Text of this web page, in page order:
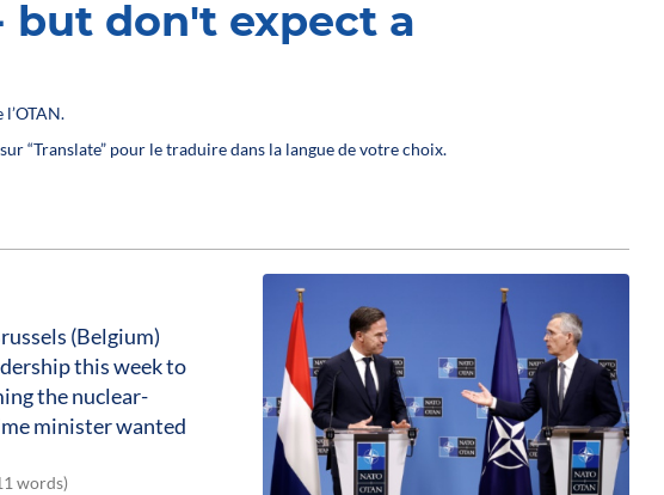
but don't expect a
“Translate” pour le traduire dans la langue de votre choix.
(Belgium)
this week to
the nuclear-
minister wanted
words)